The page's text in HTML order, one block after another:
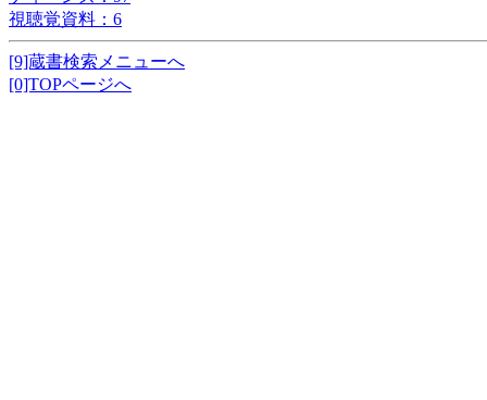
視聴覚資料：6
[9]蔵書検索メニューへ
[0]TOPページへ